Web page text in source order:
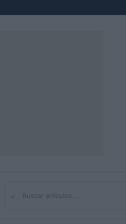
Buscar